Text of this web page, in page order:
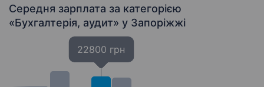
Середня зарплата за категорією
«Бухгалтерія, аудит» у Запоріжжі
22800 грн